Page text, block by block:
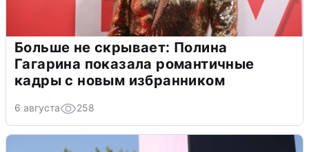
Больше не скрывает: Полина
Гагарина показала романтичные
кадры с новым избранником
6 августа 258